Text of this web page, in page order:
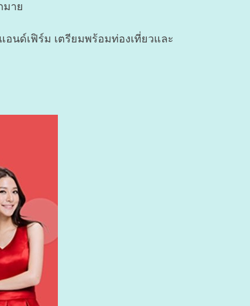
มาย
ด์เฟิร์ม เตรียมพร้อมท่องเที่ยวและ